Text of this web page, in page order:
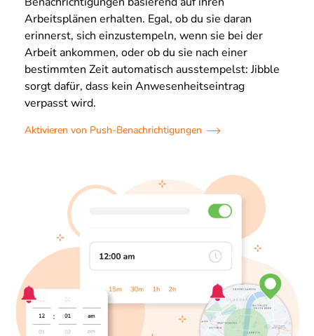
Arbeitsplänen erhalten. Egal, ob du sie daran
erinnerst, sich einzustempeln, wenn sie bei der
Arbeit ankommen, oder ob du sie nach einer
bestimmten Zeit automatisch ausstempelst: Jibble
sorgt dafür, dass kein Anwesenheitseintrag
verpasst wird.
Aktivieren von Push-Benachrichtigungen